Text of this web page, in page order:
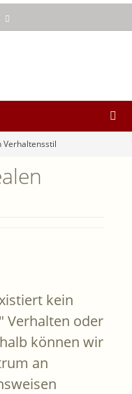
Verhaltensstil
kein
Verhalten oder
können wir
an